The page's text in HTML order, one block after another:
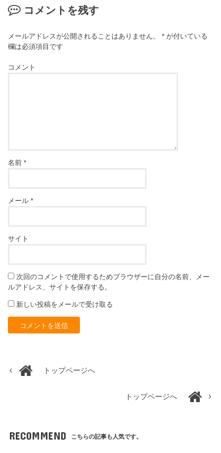
コメントを残す
メールアドレスが公開されることはありません。 * が付いている
欄は必須項目です
コメント
名前*
メール*
サイト
次回のコメントで使用するためブラウザーに自分の名前、メー
ルアドレス、サイトを保存する。
新しい投稿をメールで受け取る
トップページへ
トップページへ
RECOMMEND こちらの記事も人気です。